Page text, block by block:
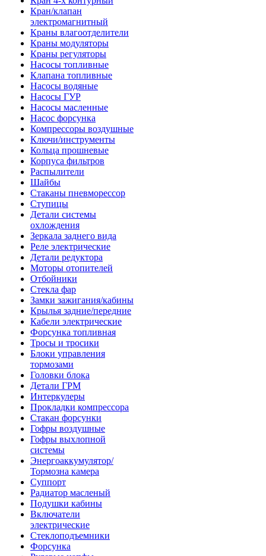
Кран/клапан
электромагнитный
Краны влагоотделители
Краны модуляторы
Краны регуляторы
Насосы топливные
Клапана топливные
Насосы водяные
Насосы ГУР
Насосы масленные
Насос форсунка
Компрессоры воздушные
Ключи/инструменты
Кольца прошневые
Корпуса фильтров
Распылители
Шайбы
Стаканы пневморессор
Ступицы
Детали системы
охлождения
Зеркала заднего вида
Реле электрические
Детали редуктора
Моторы отопителей
Отбойники
Стекла фар
Замки зажигания/кабины
Крылья задние/передние
Кабели электрические
Форсунка топливная
Тросы и тросики
Блоки управления
тормозами
Головки блока
Детали ГРМ
Интеркулеры
Прокладки компрессора
Стакан форсунки
Гофры воздушные
Гофры выхлопной
системы
Энергоаккумулятор/
Тормозна камера
Суппорт
Радиатор масленый
Подушки кабины
Включатели
электрические
Стеклоподъемники
Форсунка